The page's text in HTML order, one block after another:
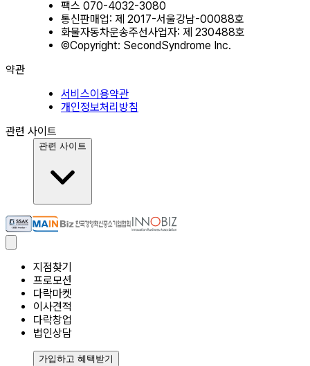
팩스 070-4032-3080
통신판매업: 제 2017-서울강남-00088호
화물자동차운송주선사업자: 제 230488호
©Copyright: SecondSyndrome Inc.
약관
서비스이용약관
개인정보처리방침
관련 사이트
관련 사이트
지점찾기
프로모션
다락마켓
이사견적
다락창업
법인상담
가입하고 혜택받기